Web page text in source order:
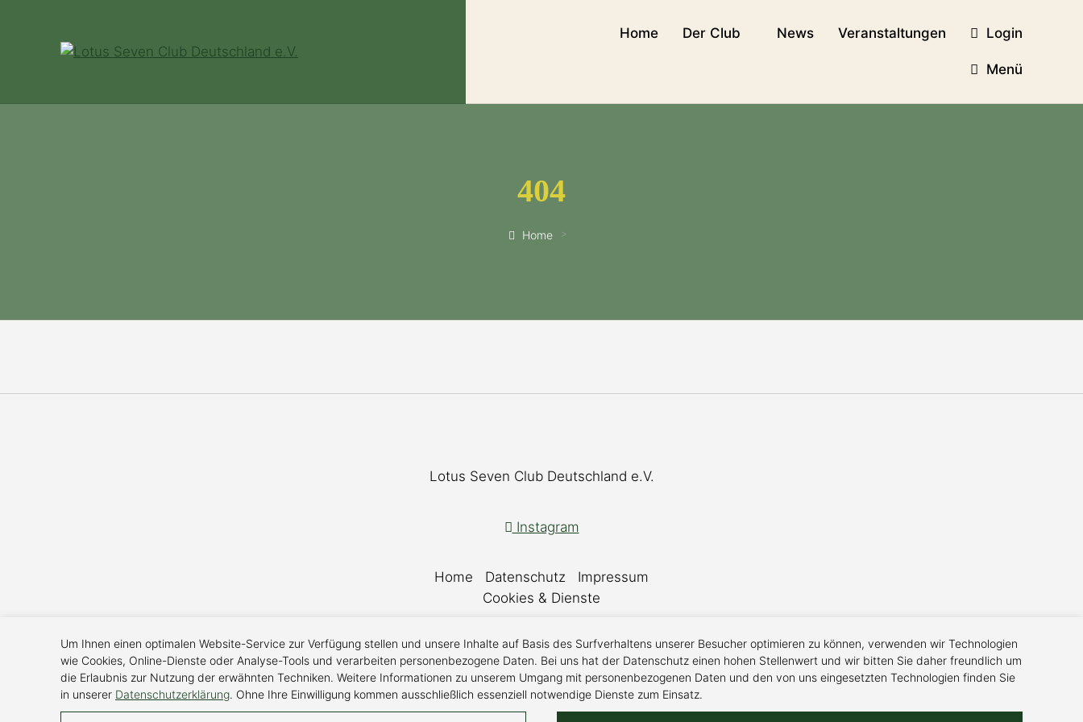
Login
Menü
Home Der Club News Veranstaltungen
404
Home
Lotus Seven Club Deutschland e.V.
Instagram
Home Datenschutz
Impressum
Cookies & Dienste
Um Ihnen einen optimalen Website-Service zur Verfügung stellen und unsere Inhalte auf Basis des Surfverhaltens unserer Besucher optimieren zu können, verwenden wir Technologien
wie Cookies, Online-Dienste oder Analyse-Tools und verarbeiten personenbezogene Daten. Bei uns hat der Datenschutz einen hohen Stellenwert und wir bitten Sie daher freundlich um
die Erlaubnis zur Nutzung der erwähnten Techniken. Weitere Informationen zu unserem Umgang mit personenbezogenen Daten und den von uns eingesetzten Technologien finden Sie
in unserer Datenschutzerklärung. Ohne Ihre Einwilligung kommen ausschließlich essenziell notwendige Dienste zum Einsatz.